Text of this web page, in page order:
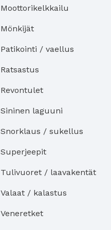
Moottorikelkkailu
Mönkijät
Patikointi / vaellus
Ratsastus
Revontulet
Sininen laguuni
Snorklaus / sukellus
Superjeepit
Tulivuoret / laavakentät
Valaat / kalastus
Veneretket